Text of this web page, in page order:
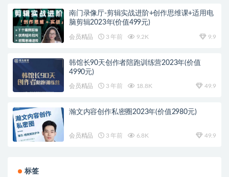
南门录像厅-剪辑实战进阶+创作思维课+适用电
脑剪辑2023年(价值499元)
会员精品 3 年前 9.2K 9.9
韩馆长90天创作者陪跑训练营2023年(价值
4990元)
会员精品 3 年前 18.8K 49.9
瀚文内容创作私密圈2023年(价值2980元)
会员精品 3 年前 6.8K 49.9
标签